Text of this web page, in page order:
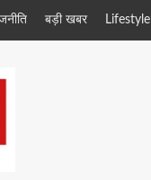
बड़ी खबर Lifestyle